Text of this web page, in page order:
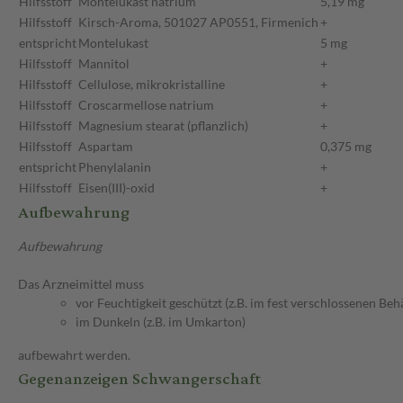
Hilfsstoff Kirsch-Aroma, 501027 AP0551, Firmenich +
entsprichtMontelukast
5 mg
Hilfsstoff Mannitol
+
Hilfsstoff Cellulose, mikrokristalline
+
Hilfsstoff Croscarmellose natrium
+
Hilfsstoff Magnesium stearat (pflanzlich)
+
Hilfsstoff Aspartam
0,375 mg
entsprichtPhenylalanin
+
Hilfsstoff Eisen(III)-oxid +
Aufbewahrung
Aufbewahrung
Das Arzneimittel muss
vor Feuchtigkeit geschützt (z.B. im fest verschlossenen
im Dunkeln (z.B. im Umkarton)
aufbewahrt werden.
Gegenanzeigen Schwangerschaft